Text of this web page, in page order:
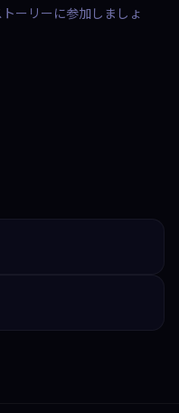
ーリーに参加しましょ